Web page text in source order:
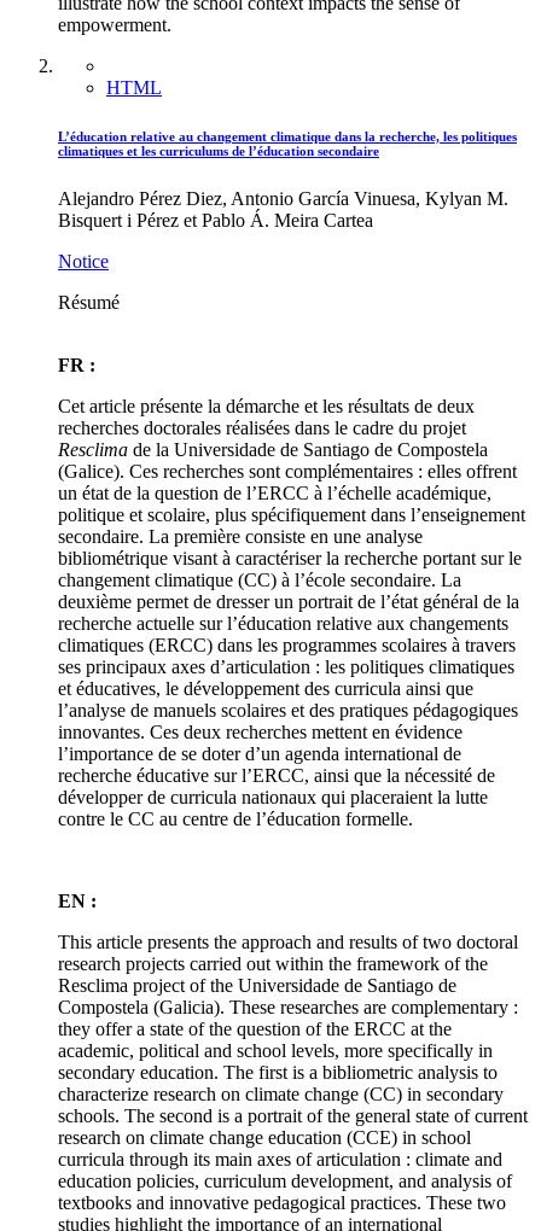
empowerment.
HTML
L’éducation relative au changement climatique dans la recherche, les politiques
climatiques et les curriculums de l’éducation secondaire
Alejandro Pérez Diez, Antonio García Vinuesa, Kylyan M.
Bisquert i Pérez et Pablo Á. Meira Cartea
Notice
Résumé
FR :
Cet article présente la démarche et les résultats de deux
recherches doctorales réalisées dans le cadre du projet
Resclima de la Universidade de Santiago de Compostela
(Galice). Ces recherches sont complémentaires : elles offrent
un état de la question de l’ERCC à l’échelle académique,
politique et scolaire, plus spécifiquement dans l’enseignement
secondaire. La première consiste en une analyse
bibliométrique visant à caractériser la recherche portant sur le
changement climatique (CC) à l’école secondaire. La
deuxième permet de dresser un portrait de l’état général de la
recherche actuelle sur l’éducation relative aux changements
climatiques (ERCC) dans les programmes scolaires à travers
ses principaux axes d’articulation : les politiques climatiques
et éducatives, le développement des curricula ainsi que
l’analyse de manuels scolaires et des pratiques pédagogiques
innovantes. Ces deux recherches mettent en évidence
l’importance de se doter d’un agenda international de
recherche éducative sur l’ERCC, ainsi que la nécessité de
développer de curricula nationaux qui placeraient la lutte
contre le CC au centre de l’éducation formelle.
EN :
This article presents the approach and results of two doctoral
research projects carried out within the framework of the
Resclima project of the Universidade de Santiago de
Compostela (Galicia). These researches are complementary :
they offer a state of the question of the ERCC at the
academic, political and school levels, more specifically in
secondary education. The first is a bibliometric analysis to
characterize research on climate change (CC) in secondary
schools. The second is a portrait of the general state of current
research on climate change education (CCE) in school
curricula through its main axes of articulation : climate and
education policies, curriculum development, and analysis of
textbooks and innovative pedagogical practices. These two
studies highlight the importance of an international